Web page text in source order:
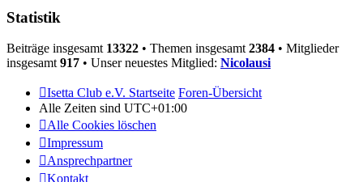
Statistik
Beiträge insgesamt 13322 • Themen insgesamt 2384 • Mitglieder
insgesamt 917 • Unser neuestes Mitglied: Nicolausi
Isetta Club e.V. Startseite Foren-Übersicht
Alle Zeiten sind UTC+01:00
Alle Cookies löschen
Impressum
Ansprechpartner
Kontakt